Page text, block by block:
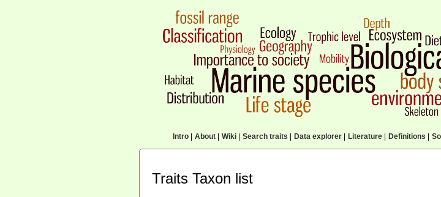
Intro| About| Wiki| Search traits Data explorer| Literature| Definitions
Traits Taxon list